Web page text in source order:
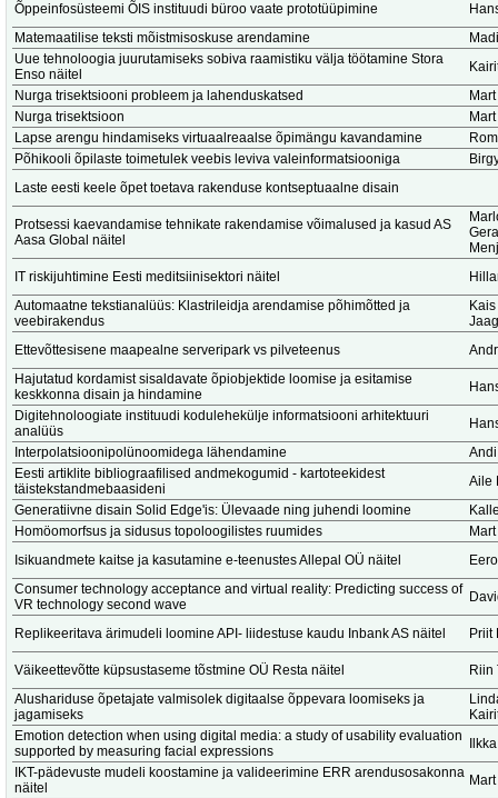
Õppeinfosüsteemi ÕIS instituudi büroo vaate prototüüpimine
Matemaatilise teksti mõistmisoskuse arendamine
Uue tehnoloogia juurutamiseks sobiva raamistiku välja töötamine Stora
Enso näitel
Nurga trisektsiooni probleem ja lahenduskatsed
Nurga trisektsioon
Lapse arengu hindamiseks virtuaalreaalse õpimängu kavandamine
Põhikooli õpilaste toimetulek veebis leviva valeinformatsiooniga
Laste eesti keele õpet toetava rakenduse kontseptuaalne disain
Protsessi kaevandamise tehnikate rakendamise võimalused ja kasud AS
Aasa Global näitel
IT riskijuhtimine Eesti meditsiinisektori näitel
Automaatne tekstianalüüs: Klastrileidja arendamise põhimõtted ja
veebirakendus
Ettevõttesisene maapealne serveripark vs pilveteenus
Hajutatud kordamist sisaldavate õpiobjektide loomise ja esitamise
keskkonna disain ja hindamine
Digitehnoloogiate instituudi kodulehekülje informatsiooni arhitektuuri
analüüs
Interpolatsioonipolünoomidega lähendamine
Eesti artiklite bibliograafilised andmekogumid - kartoteekidest
täistekstandmebaasideni
Aile
Generatiivne disain Solid Edge'is: Ülevaade ning juhendi loomine
Homöomorfsus ja sidusus topoloogilistes ruumides
Isikuandmete kaitse ja kasutamine e-teenustes Allepal OÜ näitel
Consumer technology acceptance and virtual reality: Predicting success of
VR technology second wave
Replikeeritava ärimudeli loomine API- liidestuse kaudu Inbank AS näitel Priit
Väikeettevõtte küpsustaseme tõstmine OÜ Resta näitel
Riin
Alushariduse õpetajate valmisolek digitaalse õppevara loomiseks ja
jagamiseks
Emotion detection when using digital media: a study of usability evaluation
supported by measuring facial expressions
IKT-pädevuste mudeli koostamine ja valideerimine ERR arendusosakonna
näitel